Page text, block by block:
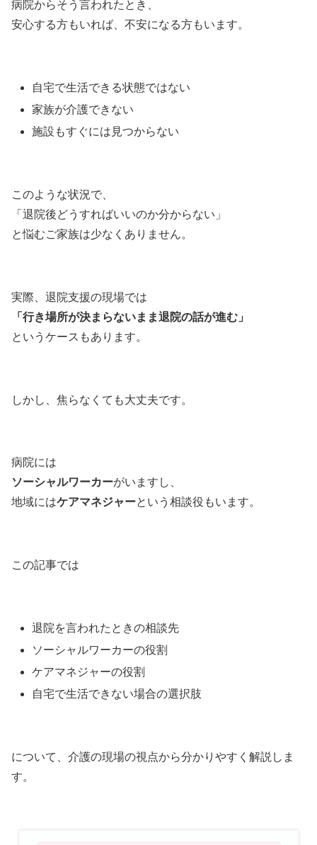
病院からそう言われたとき、
安心する方もいれば、不安になる方もいます。
自宅で生活できる状態ではない
家族が介護できない
施設もすぐには見つからない
このような状況で、
「退院後どうすればいいのか分からない」
と悩むご家族は少なくありません。
実際、退院支援の現場では
「行き場所が決まらないまま退院の話が進む」
というケースもあります。
しかし、焦らなくても大丈夫です。
病院には
ソーシャルワーカーがいますし、
地域にはケアマネジャーという相談役もいます。
この記事では
退院を言われたときの相談先
ソーシャルワーカーの役割
ケアマネジャーの役割
自宅で生活できない場合の選択肢
について、介護の現場の視点から分かりやすく解説しま
す。